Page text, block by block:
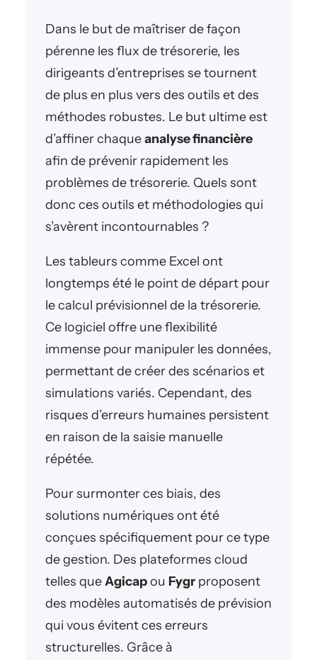
Dans le but de maîtriser de façon
pérenne les flux de trésorerie, les
dirigeants d’entreprises se tournent
de plus en plus vers des outils et des
méthodes robustes. Le but ultime est
d’affiner chaqueanalyse financière
afin de prévenir rapidement les
problèmes de trésorerie. Quels sont
donc ces outils et méthodologies qui
s’avèrent incontournables ?
Les tableurs comme Excel ont
longtemps été le point de départ pour
le calcul prévisionnel de la trésorerie.
Ce logiciel offre une flexibilité
immense pour manipuler les données,
permettant de créer des scénarios et
simulations variés. Cependant, des
risques d’erreurs humaines persistent
en raison de la saisie manuelle
répétée.
Pour surmonter ces biais, des
solutions numériques ont été
conçues spécifiquement pour ce type
de gestion. Des plateformes cloud
telles queAgicapou Fygr proposent
des modèles automatisés de prévision
qui vous évitent ces erreurs
structurelles. Grâce à